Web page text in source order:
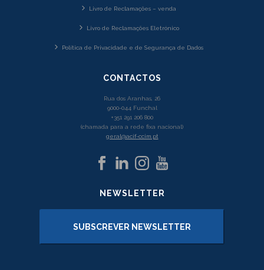
Livro de Reclamações – venda
Livro de Reclamações Eletrónico
Política de Privacidade e de Segurança de Dados
CONTACTOS
Rua dos Aranhas, 26
9000-044 Funchal
+351 291 206 800
(chamada para a rede fixa nacional)
geral@acif-ccim.pt
NEWSLETTER
SUBSCREVER NEWSLETTER